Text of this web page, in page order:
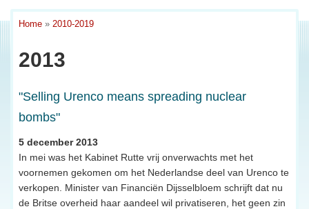
Home » 2010-2019
2013
"Selling Urenco means spreading nuclear
bombs"
5 december 2013
In mei was het Kabinet Rutte vrij onverwachts met het
voornemen gekomen om het Nederlandse deel van Urenco te
verkopen. Minister van Financiën Dijsselbloem schrijft dat nu
de Britse overheid haar aandeel wil privatiseren, het geen zin